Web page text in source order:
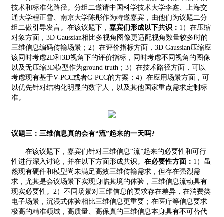
技术和标准化路径。分组二邀请中国科学技术大学李鑫、上海交
通大学程正雪、南京大学陈彤作为特邀嘉宾，由他们为议题二分
组二做引导发言。在该议题下， 嘉宾们形成以下共识： 1 ）在压缩
对象方面， 3D Gaussian相比多视角图像更适配视角数量较多时的
三维信息编码传输场景； 2）在评价指标方面， 3D Gaussian压缩应
该同时考虑2D和3D视角下的评价指标，同时考虑不同视角的图像
以及无压缩3D模型作为ground truth ； 3）在技术路径方面，可以
考虑现有基于V-PCC或者G-PCC的方案； 4）在应用场景方面，可
以优先针对结构化明显的数字人，以及其他国家重点需求定制标
准。
议题三：三维信息真的会有“流”起来的一天吗?
在该议题下，嘉宾们针对三维信息“流”起来的必要性和可行
性进行深入讨论，并在以下方面形成共识。 在必要性方面： 1 ）虽
然现有硬件和模型尚未满足高效三维传输需求，但存在强烈需
求，尤其是会议场景下实现身临其境的体验，三维信息流动具有
现实必要性。 2）不同场景对三维信息的要求存在差异，在消费类
电子场景，沉浸式体验相比三维信息更重要；在医疗等信息要求
极高的精准领域， 高质量、高保真的三维信息本身具有不可替代